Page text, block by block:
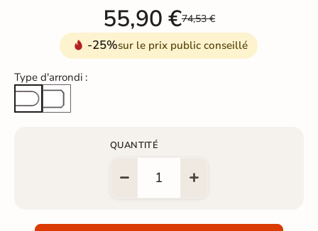
55,90 €74,53 €
-25%sur le prix public conseillé
Type d'arrondi :
Arrondi totalArête cassée
QUANTITÉ